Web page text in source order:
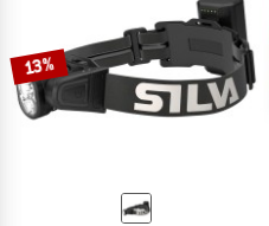
13%